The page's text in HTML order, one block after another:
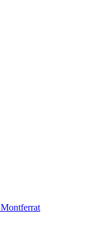
Montferrat